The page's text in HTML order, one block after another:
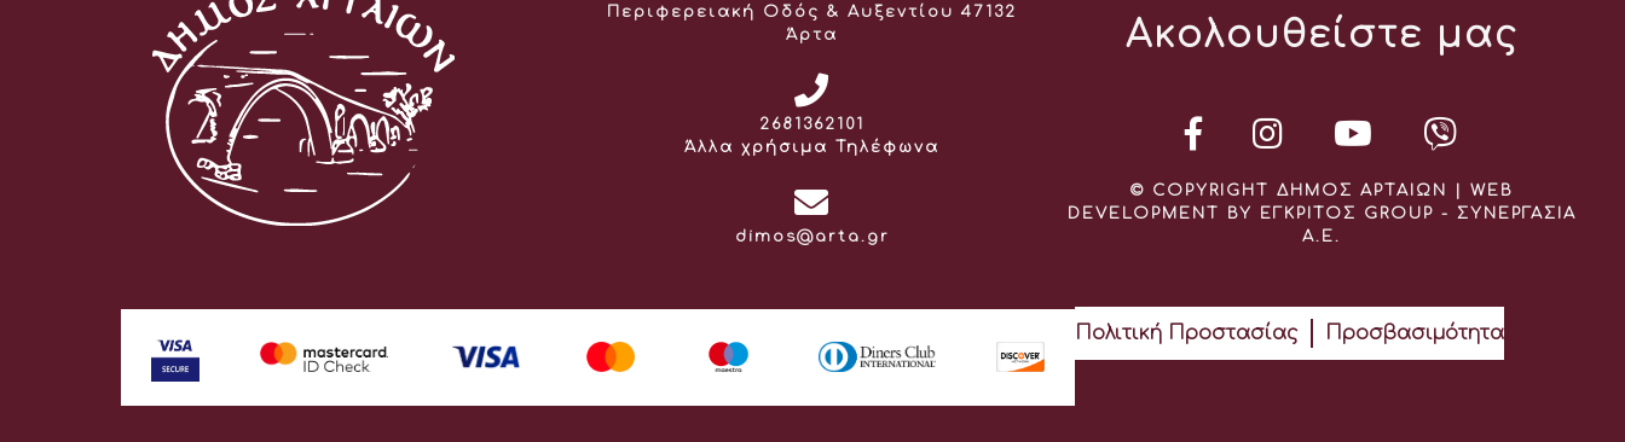
Διεύθυνση:
Περιφερειακή Οδός & Αυξεντίου 47132
Άρτα
Τηλέφωνο:
2681362101
Άλλα χρήσιμα Τηλέφωνα
Email:
dimos@arta.gr
Ακολουθείστε μας
© COPYRIGHT ΔΗΜΟΣ ΑΡΤΑΙΩΝ | WEB
DEVELOPMENT BY ΕΓΚΡΙΤΟΣ GROUP - ΣΥΝΕΡΓΑΣΙΑ
Α.Ε.
Πολιτική Προστασίας Προσβασιμότητα